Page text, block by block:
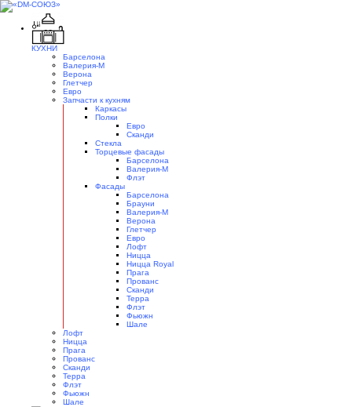
КУХНИ
Барселона
Валерия-М
Верона
Глетчер
Евро
Запчасти к кухням
Каркасы
Полки
Евро
Сканди
Стекла
Торцевые фасады
Барселона
Валерия-М
Флэт
Фасады
Барселона
Брауни
Валерия-М
Верона
Глетчер
Евро
Лофт
Ницца
Ницца Royal
Прага
Прованс
Сканди
Терра
Флэт
Фьюжн
Шале
Лофт
Ницца
Прага
Прованс
Сканди
Терра
Флэт
Фьюжн
Шале